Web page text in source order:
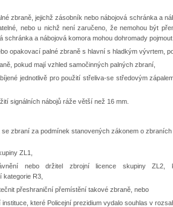
zbraně, jejichž zásobník nebo nábojová schránka a
nebo u nichž není zaručeno, že nemohou být
schránka a nábojová komora mohou dohromady
opakovací palné zbraně s hlavní s hladkým vývrtem,
pokud mají vzhled samočinných palných zbraní,
jednotlivě pro použití střeliva-se středovým
signálních nábojů ráže větší než 16 mm.
zbraní za podmínek stanovených zákonem o
ZL1,
nebo držitel zbrojní licence skupiny
kategorie R3,
přeshraniční přemístění takové zbraně, nebo
které Policejní prezidium vydalo souhlas v